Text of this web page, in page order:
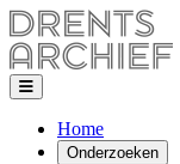
Home
Onderzoeken